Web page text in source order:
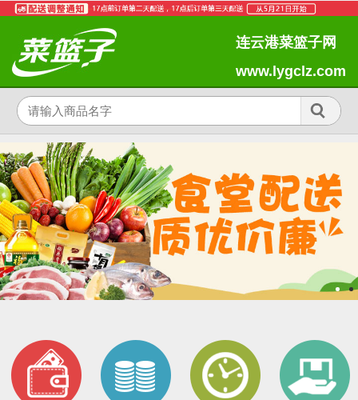
连云港菜篮子网
www.lygclz.com